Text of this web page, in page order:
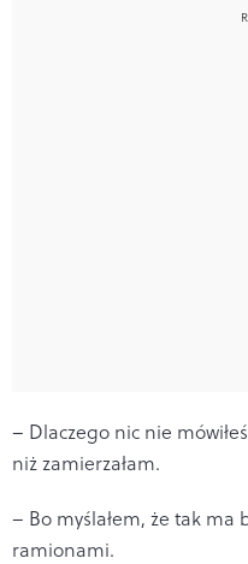
– Dlaczego nic nie
niż zamierzałam.
– Bo myślałem, że tak ma
ramionami.